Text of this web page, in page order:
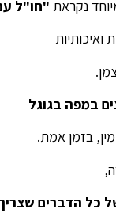
נקראת "חו"ל
ואיכותיות
במפה בגוגל
בזמן אמת.
כל הדברים